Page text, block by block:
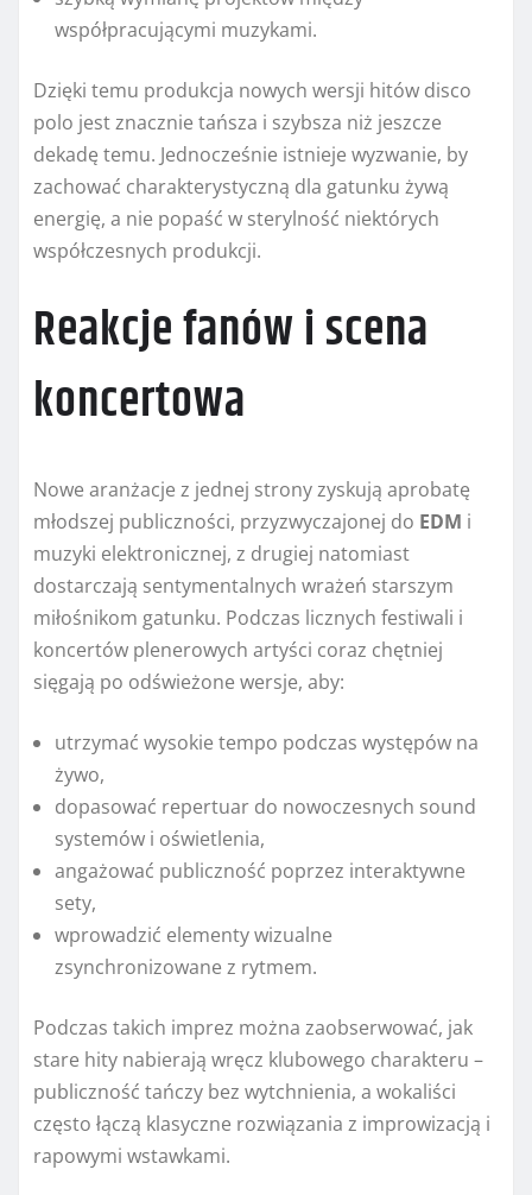
współpracującymi muzykami.
Dzięki temu produkcja nowych wersji hitów disco
polo jest znacznie tańsza i szybsza niż jeszcze
dekadę temu. Jednocześnie istnieje wyzwanie, by
zachować charakterystyczną dla gatunku żywą
energię, a nie popaść w sterylność niektórych
współczesnych produkcji.
Reakcje fanów i scena
koncertowa
Nowe aranżacje z jednej strony zyskują aprobatę
młodszej publiczności, przyzwyczajonej do EDM i
muzyki elektronicznej, z drugiej natomiast
dostarczają sentymentalnych wrażeń starszym
miłośnikom gatunku. Podczas licznych festiwali i
koncertów plenerowych artyści coraz chętniej
sięgają po odświeżone wersje, aby:
utrzymać wysokie tempo podczas występów na
żywo,
dopasować repertuar do nowoczesnych sound
systemów i oświetlenia,
angażować publiczność poprzez interaktywne
sety,
wprowadzić elementy wizualne
zsynchronizowane z rytmem.
Podczas takich imprez można zaobserwować, jak
stare hity nabierają wręcz klubowego charakteru –
publiczność tańczy bez wytchnienia, a wokaliści
często łączą klasyczne rozwiązania z improwizacją i
rapowymi wstawkami.